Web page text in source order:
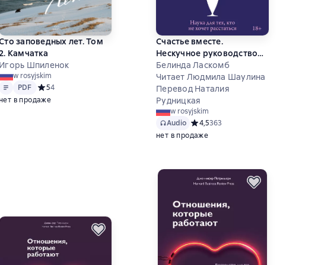
заповедных лет. Том
Камчатка
Игорь Шпиленок
w rosyjskim
Tekst
PDF
PDF Средний рейтинг 5 на основе 4 оценок
54
нет в продаже
Счастье вместе.
Нескучное руководство
по семейной жизни
Белинда Ласкомб
Читает Людмила Шаулина
Перевод Наталия
Рудницкая
w rosyjskim
Audio Средний рейтинг 4,5 на основе 363
4,5363
нет в продаже